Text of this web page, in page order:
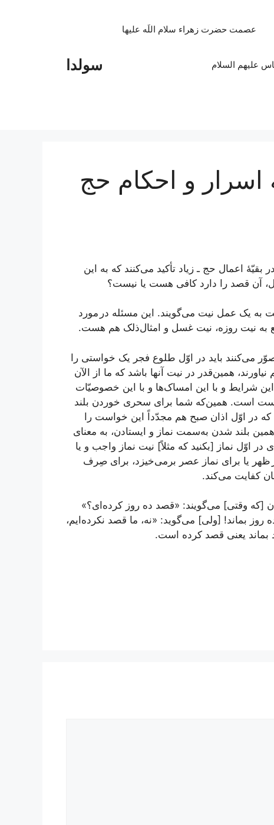
سولدا
عصمت حضرت زهراء سلام اللَه علیها
علیهم السلام
و احکام حج
اعمال حج ـ زیاد تأکید می‌کنند که به این
آن قصد را دارد کافی هست یا نیست؟
یک عمل نیت می‌گویند. این مسئله در مورد
به نیت روزه، نیت غسل و امثال‌ذلک هم هست.
می‌کنند باید در اوّل طلوع فجر یک خواستی را
همین‌قدر در نیت آنها باشد که ما از الآن
شرایط و با این امساک‌ها و با این خصوصیّات
است. همین‌که شما برای سحری خوردن بلند
در اوّل اذان صبح هم مجدّداً این خواست را
بلند شدن به‌سمت نماز و ایستادن، به معنای
اوّل نماز [بکنید که مثلاً] نیت نماز واجب و یا
ظهر یا برای نماز عصر برمی‌خیزد، برای صِرف
کفایت می‌کند.
[که وقتی] می‌گویند: «قصد ده روز کرده‌ای؟»
روز بماند! [ولی] می‌گوید: «نه، ما قصد نکرده‌ایم،
بماند یعنی قصد کرده است.